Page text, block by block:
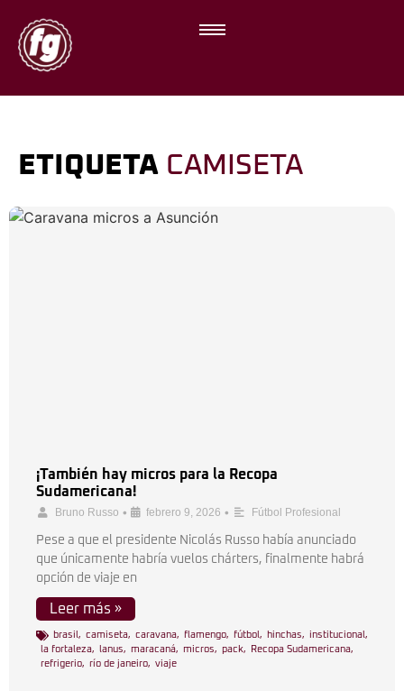
ETIQUETA CAMISETA
¡También hay micros para la Recopa
Sudamericana!
Bruno Russo • febrero 9, 2026 • Fútbol Profesional
Pese a que el presidente Nicolás Russo había anunciado
que únicamente habría vuelos chárters, finalmente habrá
opción de viaje en
Leer más »
brasil , camiseta, caravana, flamengo, fútbol , hinchas, institucional ,
la fortaleza, lanus, maracaná, micros, pack, Recopa Sudamericana,
refrigerio, río de janeiro, viaje